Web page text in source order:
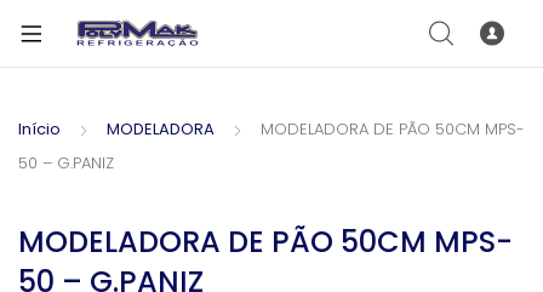
Início MODELADORA
MODELADORA DE PÃO 50CM MPS-
50 – G.PANIZ
MODELADORA DE PÃO 50CM MPS-
50 – G.PANIZ